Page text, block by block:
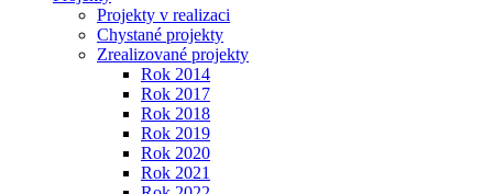
Projekty v realizaci
Chystané projekty
Zrealizované projekty
Rok 2014
Rok 2017
Rok 2018
Rok 2019
Rok 2020
Rok 2021